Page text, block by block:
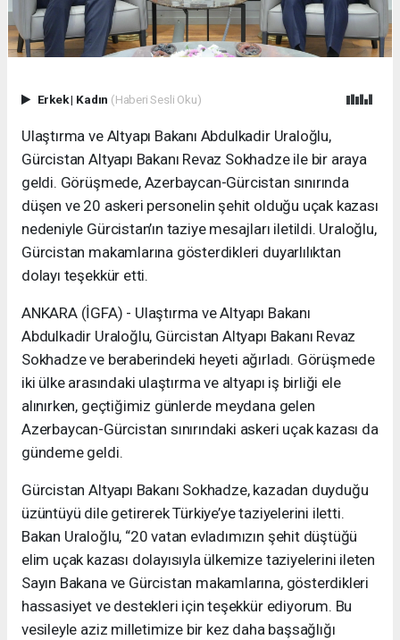
Erkek| Kadın (Haberi Sesli Oku)
Ulaştırma ve Altyapı Bakanı Abdulkadir Uraloğlu,
Gürcistan Altyapı Bakanı Revaz Sokhadze ile bir araya
geldi. Görüşmede, Azerbaycan-Gürcistan sınırında
düşen ve 20 askeri personelin şehit olduğu uçak kazası
nedeniyle Gürcistan’ın taziye mesajları iletildi. Uraloğlu,
Gürcistan makamlarına gösterdikleri duyarlılıktan
dolayı teşekkür etti.
ANKARA (İGFA) - Ulaştırma ve Altyapı Bakanı
Abdulkadir Uraloğlu, Gürcistan Altyapı Bakanı Revaz
Sokhadze ve beraberindeki heyeti ağırladı. Görüşmede
iki ülke arasındaki ulaştırma ve altyapı iş birliği ele
alınırken, geçtiğimiz günlerde meydana gelen
Azerbaycan-Gürcistan sınırındaki askeri uçak kazası da
gündeme geldi.
Gürcistan Altyapı Bakanı Sokhadze, kazadan duyduğu
üzüntüyü dile getirerek Türkiye’ye taziyelerini iletti.
Bakan Uraloğlu, “20 vatan evladımızın şehit düştüğü
elim uçak kazası dolayısıyla ülkemize taziyelerini ileten
Sayın Bakana ve Gürcistan makamlarına, gösterdikleri
hassasiyet ve destekleri için teşekkür ediyorum. Bu
vesileyle aziz milletimize bir kez daha başsağlığı